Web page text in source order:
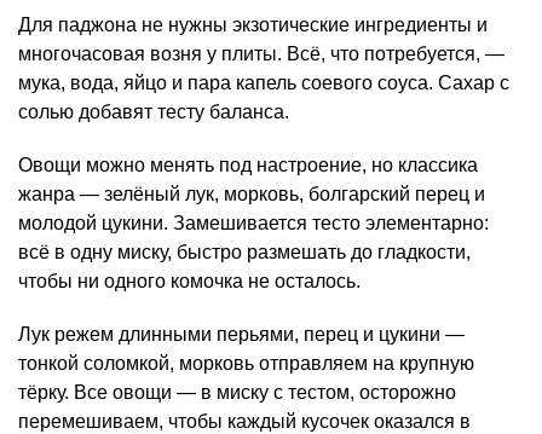
Для паджона не нужны экзотические ингредиенты и
многочасовая возня у плиты. Всё, что потребуется, —
мука, вода, яйцо и пара капель соевого соуса. Сахар с
солью добавят тесту баланса.
Овощи можно менять под настроение, но классика
жанра — зелёный лук, морковь, болгарский перец и
молодой цукини. Замешивается тесто элементарно:
всё в одну миску, быстро размешать до гладкости,
чтобы ни одного комочка не осталось.
Лук режем длинными перьями, перец и цукини —
тонкой соломкой, морковь отправляем на крупную
тёрку. Все овощи — в миску с тестом, осторожно
перемешиваем, чтобы каждый кусочек оказался в